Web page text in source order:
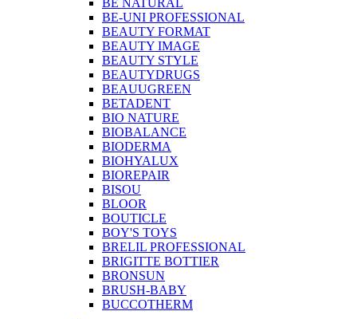
BE NATURAL
BE-UNI PROFESSIONAL
BEAUTY FORMAT
BEAUTY IMAGE
BEAUTY STYLE
BEAUTYDRUGS
BEAUUGREEN
BETADENT
BIO NATURE
BIOBALANCE
BIODERMA
BIOHYALUX
BIOREPAIR
BISOU
BLOOR
BOUTICLE
BOY'S TOYS
BRELIL PROFESSIONAL
BRIGITTE BOTTIER
BRONSUN
BRUSH-BABY
BUCCOTHERM